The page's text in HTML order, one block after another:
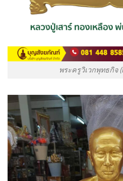
พระครูวิเวกพุทธกิจ